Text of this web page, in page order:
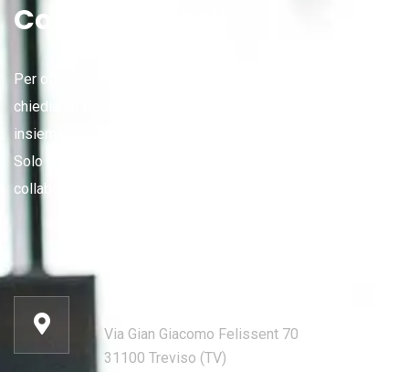
Conosciamoci!
Per offrirti un servizio all’altezza delle tue aspettative ti
chiediamo pochi minuti del tuo tempo per confrontarci
insieme sulle tue esigenze e sugli obiettivi.
Solo così possiamo farti comprendere il valore della nostra
collaborazione.
Via Gian Giacomo Felissent 70
31100 Treviso (TV)